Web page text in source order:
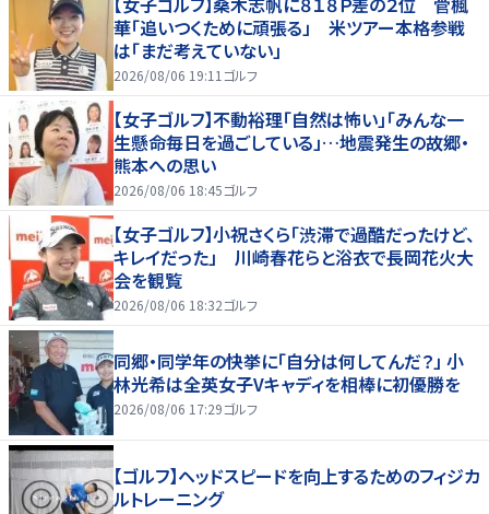
華「追いつくために頑張る」 米ツアー本格参戦
は「まだ考えていない」
2026/08/06 19:11 ゴルフ
【女子ゴルフ】不動裕理「自然は怖い」「みんな一
生懸命毎日を過ごしている」…地震発生の故郷・
熊本への思い
2026/08/06 18:45ゴルフ
【女子ゴルフ】小祝さくら「渋滞で過酷だったけど、
キレイだった」 川崎春花らと浴衣で長岡花火大
会を観覧
2026/08/06 18:32ゴルフ
同郷・同学年の快挙に「自分は何してんだ？」 小
林光希は全英女子Vキャディを相棒に初優勝を
2026/08/06 17:29ゴルフ
【ゴルフ】ヘッドスピードを向上するためのフィジカ
ルトレーニング